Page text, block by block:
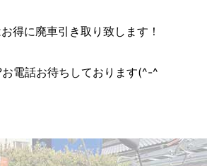
得に廃車引き取り致します！
電話お待ちしております(^-^ゞ